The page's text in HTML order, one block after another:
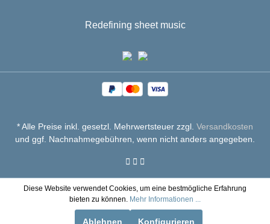
Redefining sheet music
* Alle Preise inkl. gesetzl. Mehrwertsteuer zzgl. Versandkosten
und ggf. Nachnahmegebühren, wenn nicht anders angegeben.
Diese Website verwendet Cookies, um eine bestmögliche Erfahrung
bieten zu können. Mehr Informationen ...
Ablehnen Konfigurieren